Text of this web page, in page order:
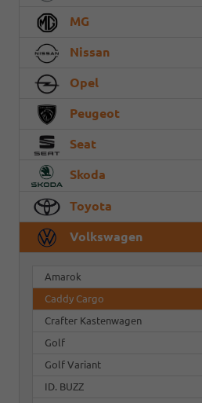
MG
Nissan
Opel
Peugeot
Seat
Skoda
Toyota
Volkswagen
Amarok
Caddy Cargo
Crafter Kastenwagen
Golf
Golf Variant
ID. BUZZ